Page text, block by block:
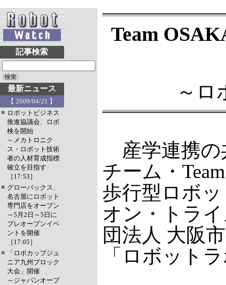
記事検索
最新ニュース
【 2009/04/21 】
■ ロボットビジネス
推進協議会、ロボ
検を開始
～メカトロニク
ス・ロボット技術
者の人材育成指標
確立を目指す
［17:53］
■ グローバックス、
名古屋にロボット
専門店をオープン
～5月2日～5日に
プレオープンイベ
ントを開催
［17:05］
■
「ロボカップジュ
ニア九州ブロック
大会」開催
～ジャパンオープ
Team
～ロ
産学連携の
チーム・
歩行型ロボ
オン・トラ
団法人 大阪
「ロボット